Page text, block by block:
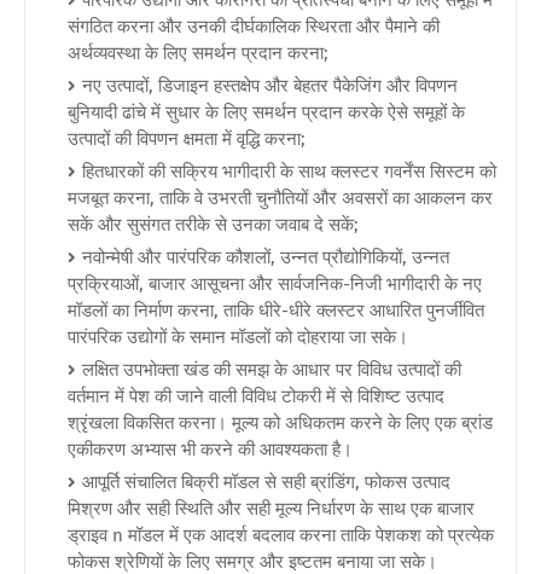
संगठित करना और उनकी दीर्घकालिक स्थिरता और पैमाने की
अर्थव्यवस्था के लिए समर्थन प्रदान करना;
नए उत्पादों, डिजाइन हस्तक्षेप और बेहतर पैकेजिंग और विपणन
बुनियादी ढांचे में सुधार के लिए समर्थन प्रदान करके ऐसे समूहों के
उत्पादों की विपणन क्षमता में वृद्धि करना;
हितधारकों की सक्रिय भागीदारी के साथ क्लस्टर गवर्नेंस सिस्टम को
मजबूत करना, ताकि वे उभरती चुनौतियों और अवसरों का आकलन कर
सकें और सुसंगत तरीके से उनका जवाब दे सकें;
नवोन्मेषी और पारंपरिक कौशलों, उन्नत प्रौद्योगिकियों, उन्नत
प्रक्रियाओं, बाजार आसूचना और सार्वजनिक-निजी भागीदारी के नए
मॉडलों का निर्माण करना, ताकि धीरे-धीरे क्लस्टर आधारित पुनर्जीवित
पारंपरिक उद्योगों के समान मॉडलों को दोहराया जा सके।
लक्षित उपभोक्ता खंड की समझ के आधार पर विविध उत्पादों की
वर्तमान में पेश की जाने वाली विविध टोकरी में से विशिष्ट उत्पाद
श्रृंखला विकसित करना। मूल्य को अधिकतम करने के लिए एक ब्रांड
एकीकरण अभ्यास भी करने की आवश्यकता है।
आपूर्ति संचालित बिक्री मॉडल से सही ब्रांडिंग, फोकस उत्पाद
मिश्रण और सही स्थिति और सही मूल्य निर्धारण के साथ एक बाजार
ड्राइव n मॉडल में एक आदर्श बदलाव करना ताकि पेशकश को प्रत्येक
फोकस श्रेणियों के लिए समग्र और इष्टतम बनाया जा सके।